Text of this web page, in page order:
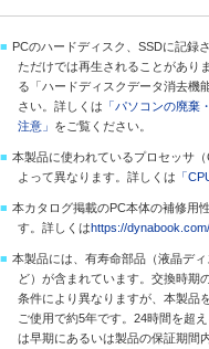
■ PCのハードディスク、SSDに記録
ただけでは再生されることがあり
る「ハードディスクデータ消去機
さい。詳しくは 「パソコンの廃棄
注意」 をご覧ください。
■ 本製品に使われているプロセッサ
よって異なります。詳しくは 「
■ 本カタログ掲載のPC本体の補修用
す。詳しくはhttps://
■ 本製品には、有寿命部品（液晶デ
ど）が含まれています。交換時期
条件により異なりますが、本製品
ご使用で約5年です。24時間を超
は早期にあるいは製品の保証期間